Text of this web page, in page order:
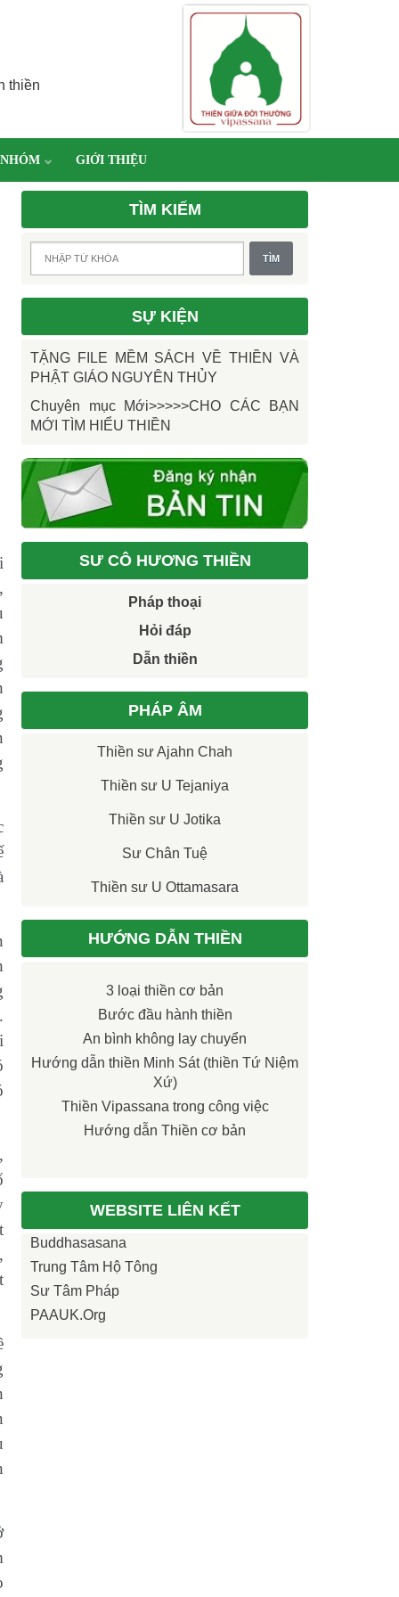
thiền
GIỚI THIỆU
TÌM KIẾM
SỰ KIỆN
TẶNG FILE MỀM SÁCH VỀ THIỀN VÀ
PHẬT GIÁO NGUYÊN THỦY
Chuyên mục Mới>>>>>CHO CÁC BẠN
MỚI TÌM HIỂU THIỀN
SƯ CÔ HƯƠNG THIỀN
Pháp thoại
Hỏi đáp
Dẫn thiền
PHÁP ÂM
Thiền sư Ajahn Chah
Thiền sư U Tejaniya
Thiền sư U Jotika
Sư Chân Tuệ
Thiền sư U Ottamasara
HƯỚNG DẪN THIỀN
3 loại thiền cơ bản
Bước đầu hành thiền
An bình không lay chuyển
Hướng dẫn thiền Minh Sát (thiền Tứ Niệm
Xứ)
Thiền Vipassana trong công việc
Hướng dẫn Thiền cơ bản
WEBSITE LIÊN KẾT
Buddhasasana
Trung Tâm Hộ Tông
Sư Tâm Pháp
PAAUK.org